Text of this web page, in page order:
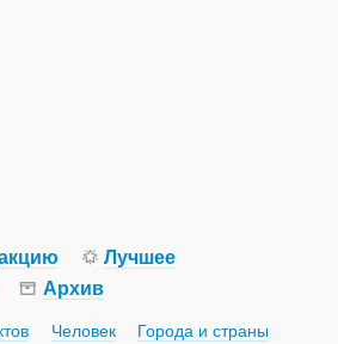
Лучшее
Архив
Человек
Города и страны